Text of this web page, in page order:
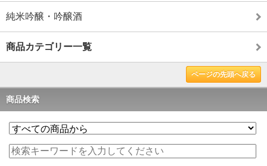
純米吟醸・吟醸酒
商品カテゴリー一覧
ページの先頭へ戻る
商品検索